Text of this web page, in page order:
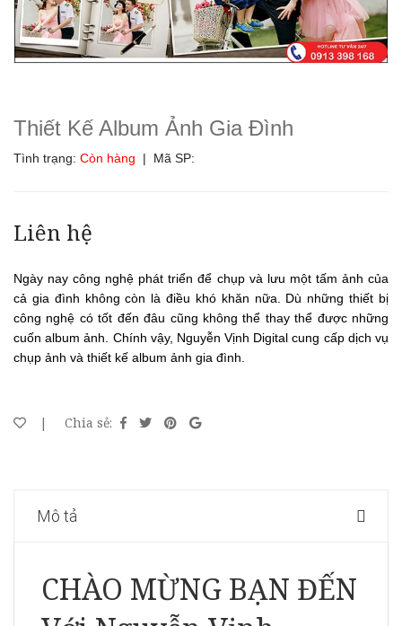
Thiết Kế Album Ảnh Gia Đình
Tình trạng: Còn hàng | Mã SP:
Liên hệ
Ngày nay công nghệ phát triển để chụp và lưu một tấm ảnh của
cả gia đình không còn là điều khó khăn nữa. Dù những thiết bị
công nghệ có tốt đến đâu cũng không thể thay thể được những
cuốn album ảnh. Chính vậy, Nguyễn Vịnh Digital cung cấp dịch vụ
chụp ảnh và thiết kế album ảnh gia đình.
| Chia sẻ:
Mô tả
CHÀO MỪNG BẠN ĐẾN